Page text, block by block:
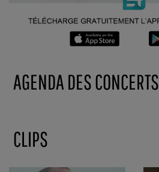
AGENDA DES CONCERTS
CLIPS